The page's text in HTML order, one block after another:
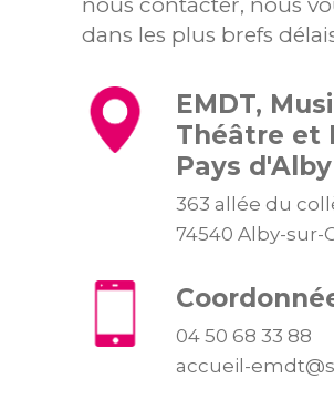
dans les plus brefs
EMDT,
Théâtre et
Pays d'Alby
363 allée du
74540 Alby-sur-
04 50 68 33 88
accueil-